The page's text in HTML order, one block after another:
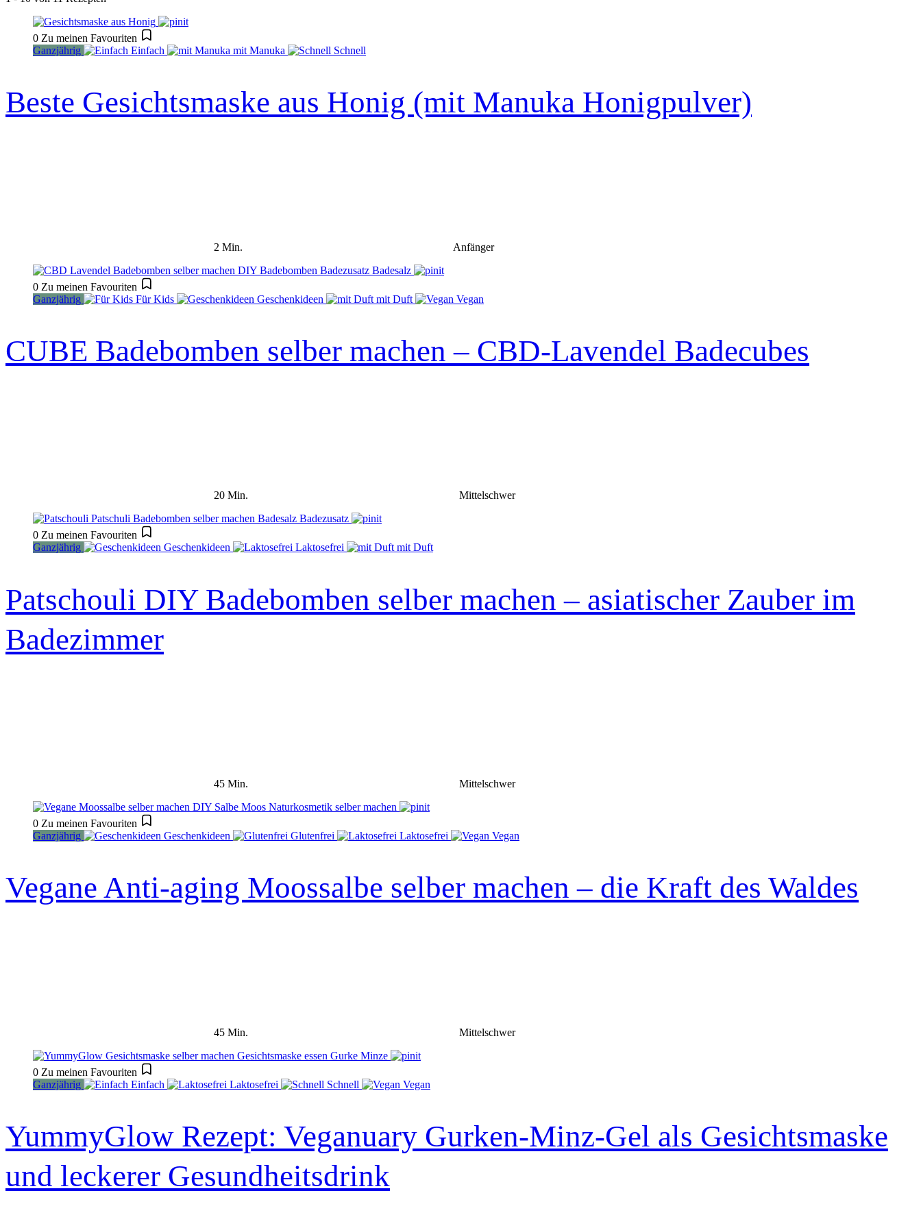
0 Zu meinen Favouriten
Ganzjährig
Einfach mit Manuka Schnell
Beste Gesichtsmaske aus Honig (mit Manuka Honigpulver)
2 Min. Anfänger
0 Zu meinen Favouriten
Ganzjährig
Für Kids Geschenkideen mit Duft Vegan
CUBE Badebomben selber machen – CBD-Lavendel Badecubes
20 Min. Mittelschwer
0 Zu meinen Favouriten
Ganzjährig
Geschenkideen Laktosefrei mit Duft
Patschouli DIY Badebomben selber machen – asiatischer Zauber im
Badezimmer
45 Min. Mittelschwer
0 Zu meinen Favouriten
Ganzjährig
Geschenkideen Glutenfrei Laktosefrei Vegan
Vegane Anti-aging Moossalbe selber machen – die Kraft des Waldes
45 Min. Mittelschwer
0 Zu meinen Favouriten
Ganzjährig
Einfach Laktosefrei Schnell Vegan
YummyGlow Rezept: Veganuary Gurken-Minz-Gel als Gesichtsmaske
und leckerer Gesundheitsdrink